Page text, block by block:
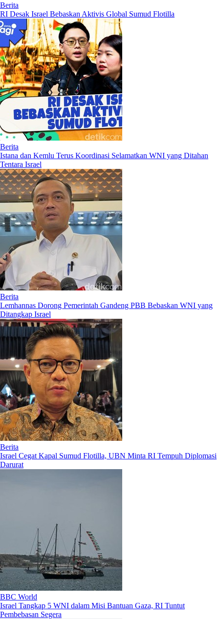
Berita
RI Desak Israel Bebaskan Aktivis Global Sumud Flotilla
Berita
Istana dan Kemlu Terus Koordinasi Selamatkan WNI yang Ditahan
Tentara Israel
Berita
Lemhannas Dorong Pemerintah Gandeng PBB Bebaskan WNI yang
Ditangkap Israel
Berita
Israel Cegat Kapal Sumud Flotilla, UBN Minta RI Tempuh Diplomasi
Darurat
BBC World
Israel Tangkap 5 WNI dalam Misi Bantuan Gaza, RI Tuntut
Pembebasan Segera